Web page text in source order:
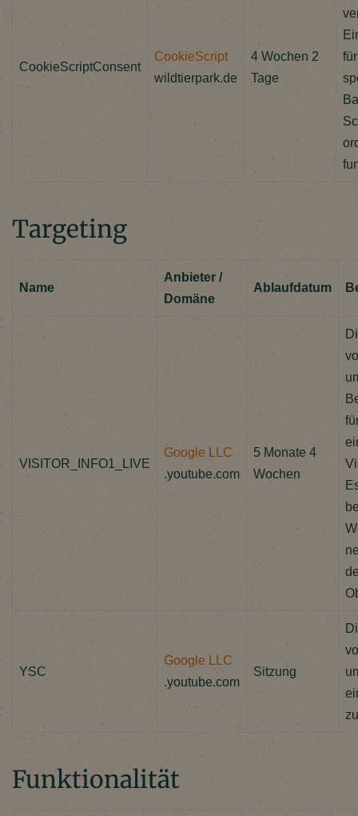
CookieScriptConsent
CookieScript
wildtierpark.de
4 Wochen 2
Tage
Targeting
Name
Anbieter /
Domäne
Ablaufdatum
VISITOR_INFO1_LIVE
Google LLC
.youtube.com
5 Monate 4
Wochen
YSC
Google LLC
.youtube.com
Sitzung
Funktionalität